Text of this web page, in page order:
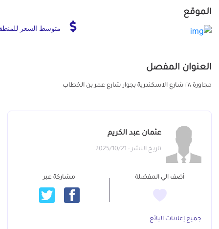
الموقع
متوسط السعر
العنوان المفصل
مجاورة ٢٨ شارع الاسكندرية بجوار شارع عمر بن الخطاب
عثمان عبد الكريم
تاريخ النشر : 2025/10/21
أضف الي المفضلة مشاركة عبر
جميع إعلانات البائع